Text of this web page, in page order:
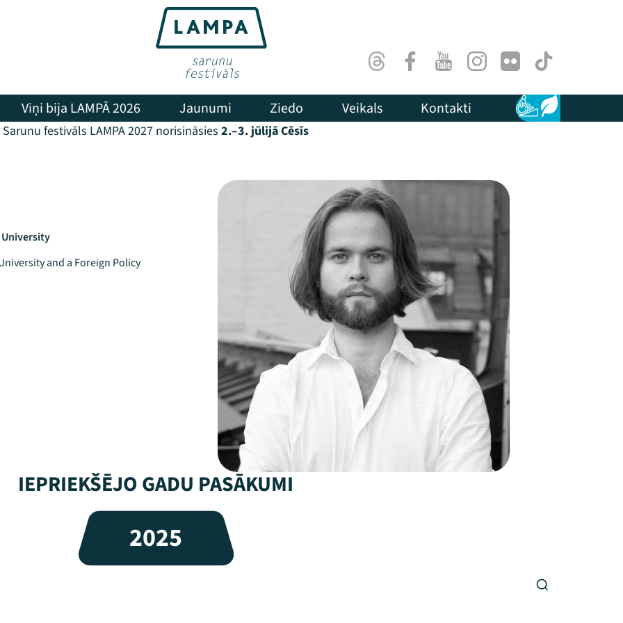
ThreadsFacebookYoutubeInstagram
Flick TikTok
Viņi bija LAMPĀ 2026 Jaunumi Ziedo Veikals Kontakti Pieejamība
Ilgtspēja
Sarunu festivāls LAMPA 2027 norisināsies 2.–3. jūlijā Cēsīs
University
and a Foreign Policy
IEPRIEKŠĒJO GADU PASĀKUMI
2025